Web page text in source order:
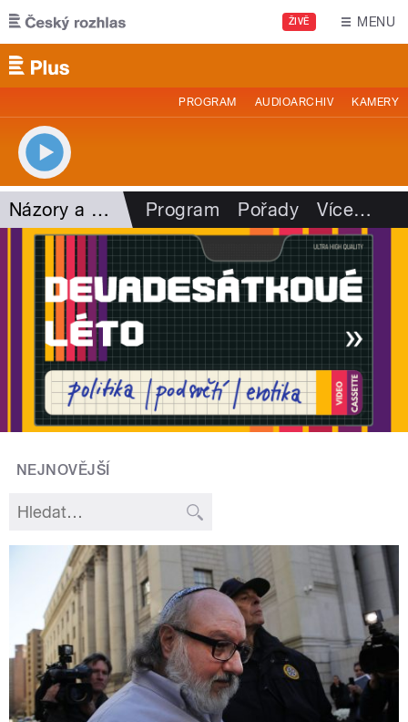
Přejít k hlavnímu obsahu
ŽIVĚ MENU
PROGRAM AUDIOARCHIV KAMERY
Názory a argumenty Program Pořady Více…
NEJNOVĚJŠÍ